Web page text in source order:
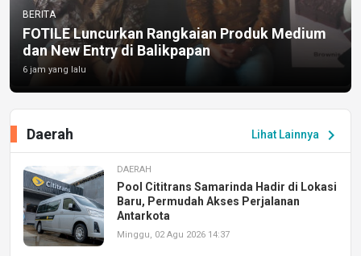
BERITA
FOTILE Luncurkan Rangkaian Produk Medium
dan New Entry di Balikpapan
6 jam yang lalu
Lihat Lainnya chevron_right
Daerah
DAERAH
Pool Cititrans Samarinda Hadir di Lokasi
Baru, Permudah Akses Perjalanan
Antarkota
Minggu, 02 Agu 2026 14:37